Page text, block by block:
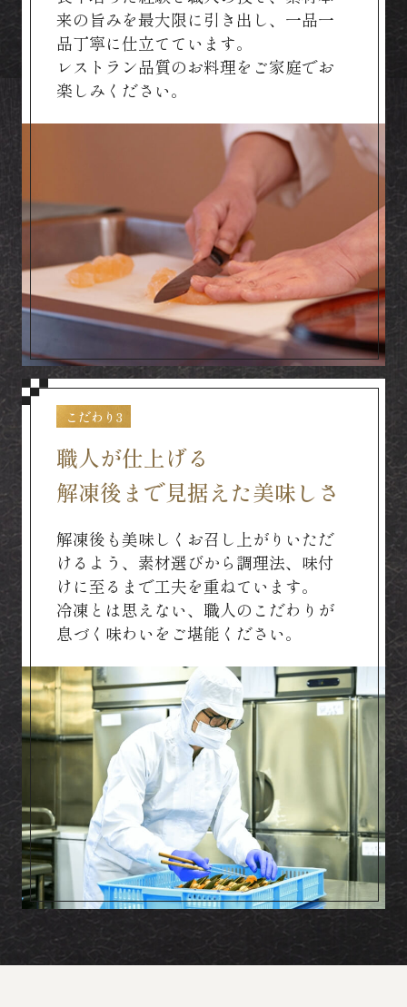
来の旨みを最大限に引き出し、一品一
品丁寧に仕立てています。
レストラン品質のお料理をご家庭でお
楽しみください。
こだわり3
職人が仕上げる
解凍後まで見据えた美味しさ
解凍後も美味しくお召し上がりいただ
けるよう、素材選びから調理法、味付
けに至るまで工夫を重ねています。
冷凍とは思えない、職人のこだわりが
息づく味わいをご堪能ください。